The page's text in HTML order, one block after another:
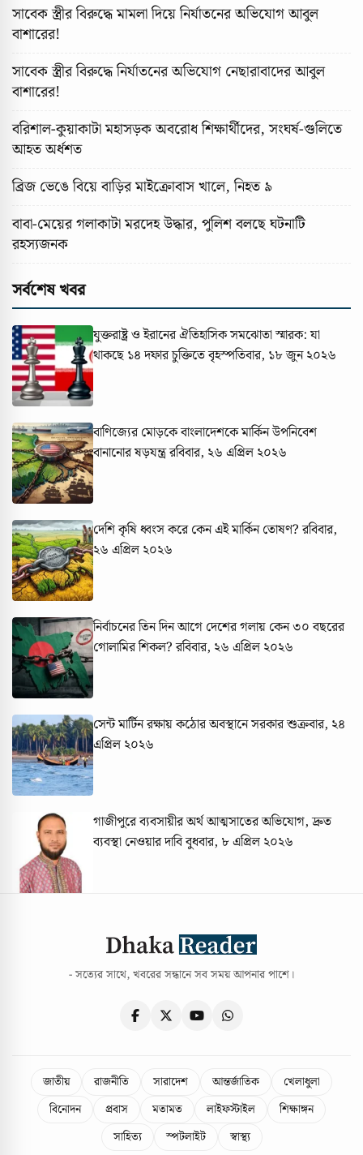
সাবেক স্ত্রীর বিরুদ্ধে মামলা দিয়ে নির্যাতনের অভিযোগ আবুল
বাশারের!
সাবেক স্ত্রীর বিরুদ্ধে নির্যাতনের অভিযোগ নেছারাবাদের আবুল
বাশারের!
বরিশাল-কুয়াকাটা মহাসড়ক অবরোধ শিক্ষার্থীদের, সংঘর্ষ-গুলিতে
আহত অর্ধশত
ব্রিজ ভেঙে বিয়ে বাড়ির মাইক্রোবাস খালে, নিহত ৯
বাবা-মেয়ের গলাকাটা মরদেহ উদ্ধার, পুলিশ বলছে ঘটনাটি
রহস্যজনক
সর্বশেষ খবর
যুক্তরাষ্ট্র ও ইরানের ঐতিহাসিক সমঝোতা স্মারক: যা
থাকছে ১৪ দফার চুক্তিতেবৃহস্পতিবার, ১৮ জুন ২০২৬
বাণিজ্যের মোড়কে বাংলাদেশকে মার্কিন উপনিবেশ
বানানোর ষড়যন্ত্ররবিবার, ২৬ এপ্রিল ২০২৬
দেশি কৃষি ধ্বংস করে কেন এই মার্কিন তোষণ? রবিবার,
২৬ এপ্রিল ২০২৬
নির্বাচনের তিন দিন আগে দেশের গলায় কেন ৩০ বছরের
গোলামির শিকল? রবিবার, ২৬ এপ্রিল ২০২৬
সেন্ট মার্টিন রক্ষায় কঠোর অবস্থানে সরকারশুক্রবার, ২৪
এপ্রিল ২০২৬
গাজীপুরে ব্যবসায়ীর অর্থ আত্মসাতের অভিযোগ, দ্রুত
ব্যবস্থা নেওয়ার দাবিবুধবার, ৮ এপ্রিল ২০২৬
- সত্যের সাথে, খবরের সন্ধানে সব সময় আপনার পাশে।
জাতীয় রাজনীতি সারাদেশ আন্তর্জাতিক
খেলাধুলা
বিনোদন
প্রবাস মতামত লাইফস্টাইল
শিক্ষাঙ্গন
সাহিত্য
স্পটলাইট স্বাস্থ্য